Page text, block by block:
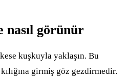
nasıl görünür
kuşkuyla yaklaşın. Bu
girmiş göz gezdirmedir.